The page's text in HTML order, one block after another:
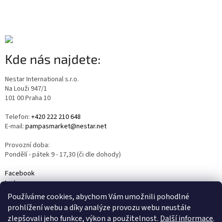
Používáme cookies, abychom Vám umožnili pohodlné
prohlížení webu a díky analýze provozu webu neustále
zlepšovali jeho funkce, výkon a použitelnost. Další informace.
Kde nás najdete:
Nestar International s.r.o.
Na Louži 947/1
101 00 Praha 10
Telefon: +420 222 210 648
E-mail: pampasmarket@nestar.net
Provozní doba:
Pondělí - pátek 9 - 17,30 (či dle dohody)
Facebook
Instagram
YouTube